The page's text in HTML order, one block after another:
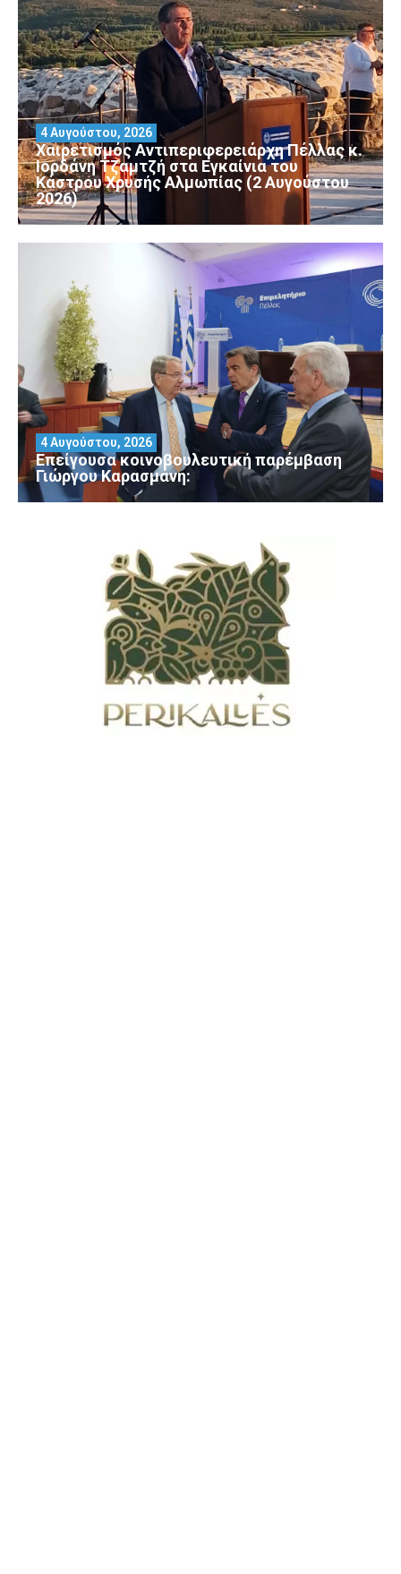
Χαιρετισμός Αντιπεριφερειάρχη Πέλλας κ.
Ιορδάνη Τζαμτζή στα Εγκαίνια του
Κάστρου Χρυσής Αλμωπίας (2 Αυγούστου
2026)
4 Αυγούστου, 2026
Επείγουσα κοινοβουλευτική παρέμβαση
Γιώργου Καρασμάνη:
4 Αυγούστου, 2026